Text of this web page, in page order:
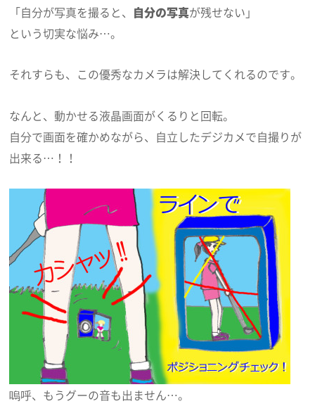
「自分が写真を撮ると、 自分の写真が残せない」
という切実な悩み…。
それすらも、この優秀なカメラは解決してくれるのです。
なんと、動かせる液晶画面がくるりと回転。
自分で画面を確かめながら、自立したデジカメで自撮りが
出来る…！！
嗚呼、もうグーの音も出ません…。